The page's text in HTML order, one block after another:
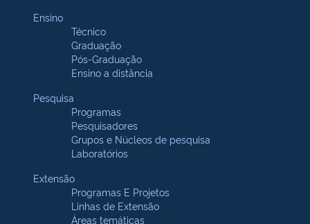
Ensino
Técnico
Graduação
Pós-Graduação
Ensino a distância
Pesquisa
Programas
Pesquisadores
Grupos e Núcleos de pesquisa
Laboratórios
Extensão
Programas E Projetos
Linhas de Extensão
Áreas temáticas